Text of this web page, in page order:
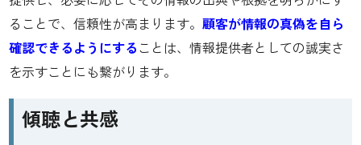
ることで、信頼性が高まります。顧客が情報の真偽を自ら
確認できるようにする ことは、情報提供者としての誠実さ
を示すことにも繋がります。
傾聴と共感